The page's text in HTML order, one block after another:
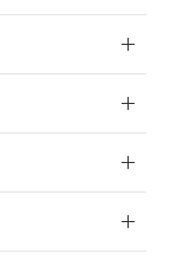
人情報
法人を
明書
ル類４
は出
ら備考
完了